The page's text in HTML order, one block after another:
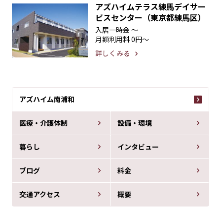
アズハイム南浦和
医療・介護体制 設備・環境
暮らし インタビュー
ブログ 料金
交通アクセス 概要
アズハイムテラス練馬デイサー
ビスセンター（東京都練馬区）
入居一時金 〜
月額利用料0円〜
詳しくみる